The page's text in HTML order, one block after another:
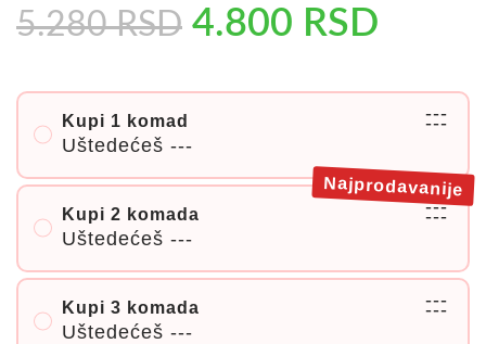
5.280RSD 4.800 RSD
Kupi 1 komad
Uštedećeš ---
---
---
Kupi 2 komada
Uštedećeš ---
---
---
Najprodavanije
Kupi 3 komada
Uštedećeš ---
---
---